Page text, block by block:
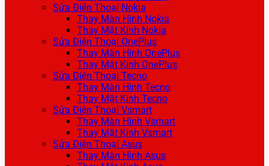
Sửa Điện Thoại Nokia
Thay Màn Hình Nokia
Thay Mặt Kính Nokia
Sửa Điện Thoại OnePlus
Thay Màn Hình OnePlus
Thay Mặt Kính OnePlus
Sửa Điện Thoại Tecno
Thay Màn Hình Tecno
Thay Mặt Kính Tecno
Sửa Điện Thoại Vsmart
Thay Màn Hình Vsmart
Thay Mặt Kính Vsmart
Sửa Điện Thoại Asus
Thay Màn Hình Asus